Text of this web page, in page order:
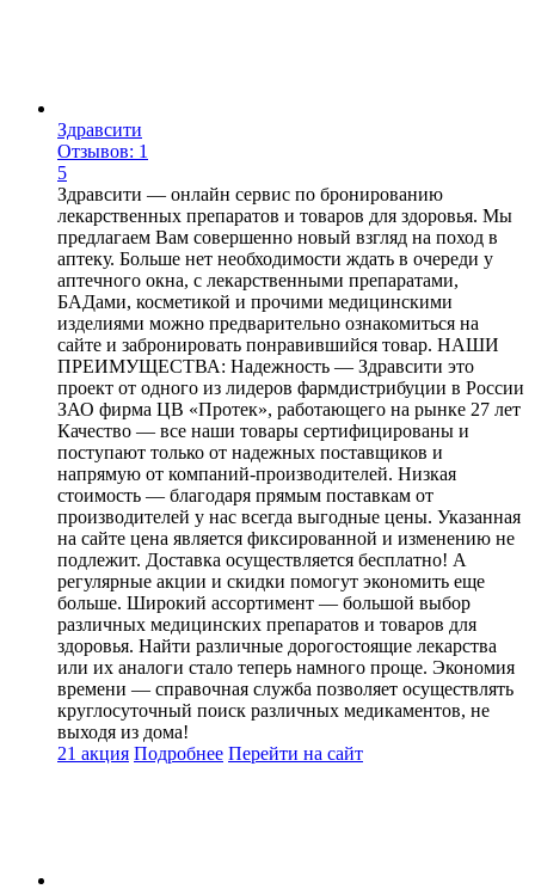
Здравсити
Отзывов: 1
5
Здравсити — онлайн сервис по бронированию
лекарственных препаратов и товаров для здоровья. Мы
предлагаем Вам совершенно новый взгляд на поход в
аптеку. Больше нет необходимости ждать в очереди у
аптечного окна, с лекарственными препаратами,
БАДами, косметикой и прочими медицинскими
изделиями можно предварительно ознакомиться на
сайте и забронировать понравившийся товар. НАШИ
ПРЕИМУЩЕСТВА: Надежность — Здравсити это
проект от одного из лидеров фармдистрибуции в России
ЗАО фирма ЦВ «Протек», работающего на рынке 27 лет
Качество — все наши товары сертифицированы и
поступают только от надежных поставщиков и
напрямую от компаний-производителей. Низкая
стоимость — благодаря прямым поставкам от
производителей у нас всегда выгодные цены. Указанная
на сайте цена является фиксированной и изменению не
подлежит. Доставка осуществляется бесплатно! А
регулярные акции и скидки помогут экономить еще
больше. Широкий ассортимент — большой выбор
различных медицинских препаратов и товаров для
здоровья. Найти различные дорогостоящие лекарства
или их аналоги стало теперь намного проще. Экономия
времени — справочная служба позволяет осуществлять
круглосуточный поиск различных медикаментов, не
выходя из дома!
21 акция Подробнее Перейти на сайт